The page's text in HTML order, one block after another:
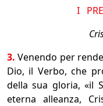
I
3. Venendo per
Dio, il Verbo, che
della sua gloria, «il
eterna alleanza,